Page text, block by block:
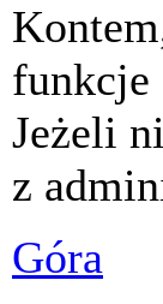
funkcje
Jeżeli
z
Góra